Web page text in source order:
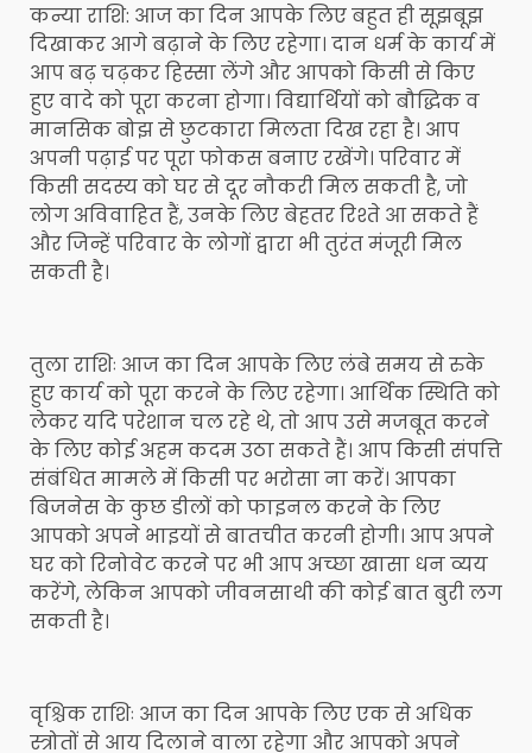
कन्या राशि: आज का दिन आपके लिए बहुत ही सूझबूझ
दिखाकर आगे बढ़ाने के लिए रहेगा। दान धर्म के कार्य में
आप बढ़ चढ़कर हिस्सा लेंगे और आपको किसी से किए
हुए वादे को पूरा करना होगा। विद्यार्थियों को बौद्धिक व
मानसिक बोझ से छुटकारा मिलता दिख रहा है। आप
अपनी पढ़ाई पर पूरा फोकस बनाए रखेंगे। परिवार में
किसी सदस्य को घर से दूर नौकरी मिल सकती है, जो
लोग अविवाहित हैं, उनके लिए बेहतर रिश्ते आ सकते हैं
और जिन्हें परिवार के लोगों द्वारा भी तुरंत मंजूरी मिल
सकती है।
तुला राशिः आज का दिन आपके लिए लंबे समय से रुके
हुए कार्य को पूरा करने के लिए रहेगा। आर्थिक स्थिति को
लेकर यदि परेशान चल रहे थे, तो आप उसे मजबूत करने
के लिए कोई अहम कदम उठा सकते हैं। आप किसी संपत्ति
संबंधित मामले में किसी पर भरोसा ना करें। आपका
बिजनेस के कुछ डीलों को फाइनल करने के लिए
आपको अपने भाइयों से बातचीत करनी होगी। आप अपने
घर को रिनोवेट करने पर भी आप अच्छा खासा धन व्यय
करेंगे, लेकिन आपको जीवनसाथी की कोई बात बुरी लग
सकती है।
वृश्चिक राशिः आज का दिन आपके लिए एक से अधिक
स्त्रोतों से आय दिलाने वाला रहेगा और आपको अपने